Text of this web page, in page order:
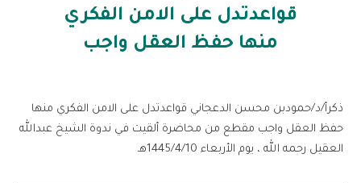
قواعدتدل على الامن الفكري
منها حفظ العقل واجب
ذكرأ/د/حمودبن محسن الدعجاني قواعدتدل على الامن الفكري منها
حفظ العقل واجب مقطع من محاضرة ألقيت في ندوة الشيخ عبدالله
العقيل رحمه الله ، يوم الأربعاء 1445/4/10هـ